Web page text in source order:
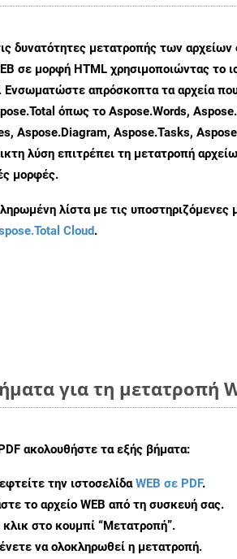
δυνατότητες μετατροπής των
σε μορφή HTML χρησιμοποιώντας το
Ενσωματώστε απρόσκοπτα τα αρχεία
όπως το Aspose.Words,
Aspose.Diagram, Aspose.Tasks,
λύση επιτρέπει τη μετατροπή
μορφές.
λίστα με τις
Cloud.
για τη μετατροπή
ακολουθήστε τα εξής βήματα:
την ιστοσελίδαWEB σε PDF.
το αρχείο WEB από τη συσκευή σας.
στο κουμπί “Μετατροπή”.
να ολοκληρωθεί η μετατροπή.